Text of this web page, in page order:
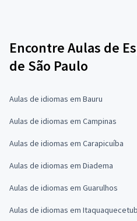
Encontre Aulas de
de São Paulo
Aulas de idiomas em Bauru
Aulas de idiomas em Campinas
Aulas de idiomas em Carapicuíba
Aulas de idiomas em Diadema
Aulas de idiomas em Guarulhos
Aulas de idiomas em